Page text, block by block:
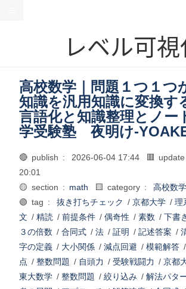
レベル可視
高校数学｜問題１つ１つ
知識を汎用知識に変換す
言語化と知識整理とノー
学受験塾 夜明け-
🔴 publish : 2026-06-04 17:44 🟥
20:01
🟡 section : math 🟨 category :
高校数学
🟢 tag :
抜き打ちチェック / 京都大学 / 理
文 / 精読 / 前提条件 / 偶奇性 / 素数 / 下書
３の倍数 / 合同式 / 法 / 証明 / 記述答案 /
字の定義 / 大小関係 / 減点回避 / 模範解答 /
点 / 整数問題 / 自頭力 / 受験戦闘力 / 京都
東大数学 / 整数問題 / 絞り込み / 解法パタ